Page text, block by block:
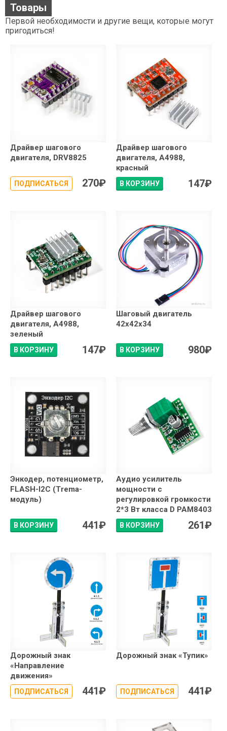
Товары
Первой необходимости и другие вещи, которые могут
пригодиться!
Драйвер шагового
двигателя, DRV8825
ПОДПИСАТЬСЯ 270₽
Драйвер шагового
двигателя, A4988,
красный
В КОРЗИНУ 147₽
Драйвер шагового
двигателя, A4988,
зеленый
В КОРЗИНУ 147₽
Шаговый двигатель
42x42x34
В КОРЗИНУ 980₽
Энкодер, потенциометр,
FLASH-I2C (Trema-
модуль)
В КОРЗИНУ 441₽
Аудио усилитель
мощности c
регулировкой громкости
2*3 Вт класса D PAM8403
В КОРЗИНУ 261₽
Дорожный знак
«Направление
движения»
ПОДПИСАТЬСЯ 441₽
Дорожный знак «Тупик»
ПОДПИСАТЬСЯ 441₽